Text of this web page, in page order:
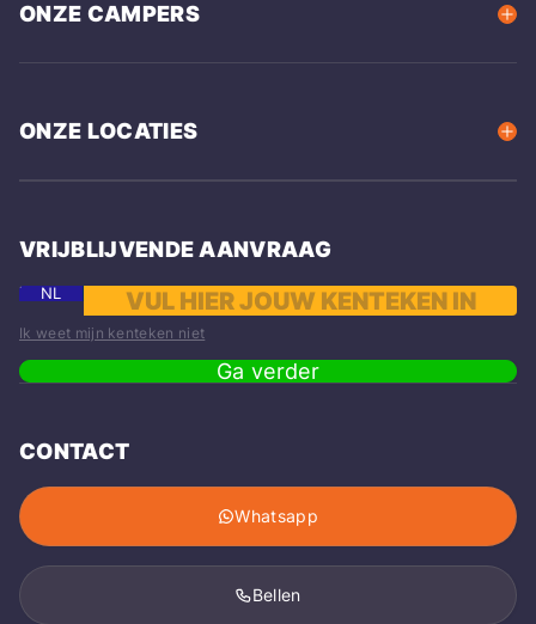
ONZE CAMPERS
ONZE LOCATIES
VRIJBLIJVENDE AANVRAAG
NL
Ik weet mijn kenteken niet
Ga verder
CONTACT
Whatsapp
Bellen